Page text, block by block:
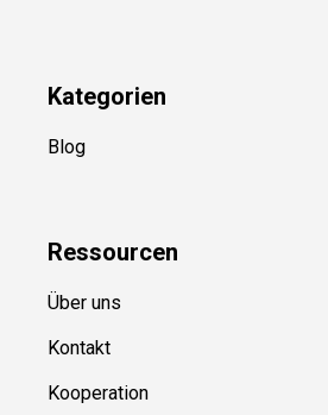
Kategorien
Blog
Ressourcen
Über uns
Kontakt
Kooperation